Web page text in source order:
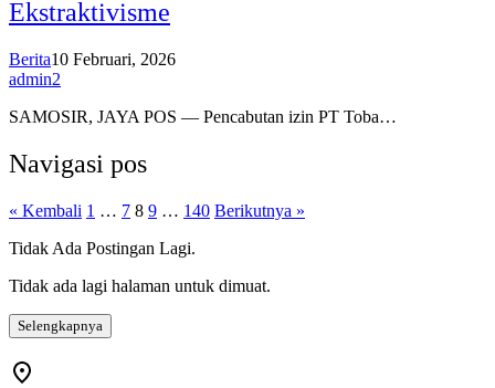
Ekstraktivisme
Berita10 Februari, 2026
admin2
SAMOSIR, JAYA POS — Pencabutan izin PT Toba…
Navigasi pos
« Kembali 1 … 7 8 9 … 140 Berikutnya »
Tidak Ada Postingan Lagi.
Tidak ada lagi halaman untuk dimuat.
Selengkapnya